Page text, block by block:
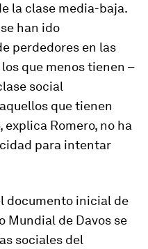
la clase media-baja.
han ido
perdedores en las
que menos tienen –
social
que tienen
explica Romero, no ha
para intentar
documento inicial de
Mundial de Davos se
sociales del